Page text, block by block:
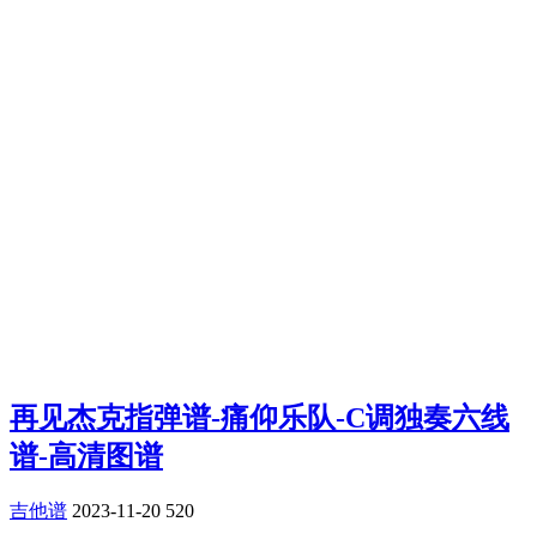
再见杰克指弹谱-痛仰乐队-C调独奏六线
谱-高清图谱
吉他谱 2023-11-20 520